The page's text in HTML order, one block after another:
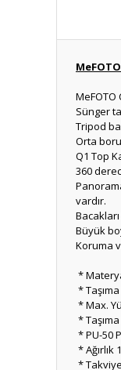
Sünger
Tripod
Orta
Q1 Top
360
vardır.
Büyük
Koruma
*
*
* Max.
*
* PU-50
* Ağırlık
*